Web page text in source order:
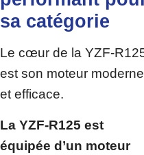
sa catégorie
Le cœur de la YZF-
est son moteur moderne
et efficace.
La YZF-R125 est
équipée d’un moteur